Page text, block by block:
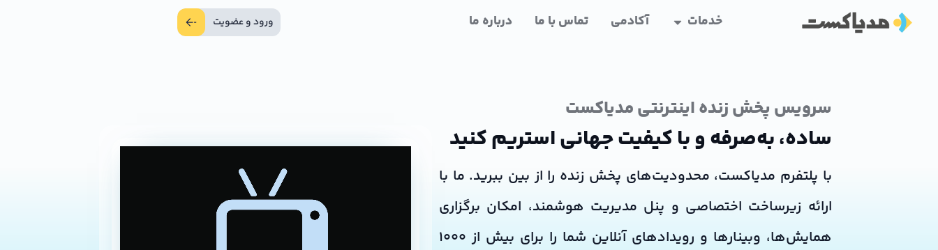
خدمات آکادمی تماس با ما درباره ما ورود و عضویت
سرویس پخش زنده اینترنتی مدیاکست
ساده، به‌صرفه و با کیفیت جهانی استریم کنید
با پلتفرم مدیاکست، محدودیت‌های پخش زنده را از بین ببرید. ما با
ارائه زیرساخت اختصاصی و پنل مدیریت هوشمند، امکان برگزاری
همایش‌ها، وبینارها و رویدادهای آنلاین شما را برای بیش از ۱۰۰۰